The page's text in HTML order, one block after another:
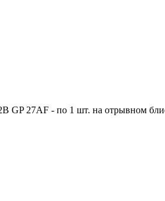
GP 27АF - по 1 шт. на отрывном